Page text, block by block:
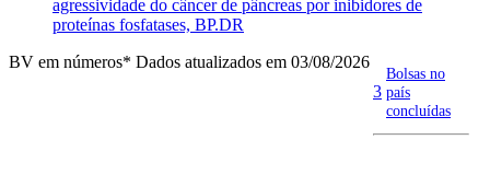
agressividade do câncer de pâncreas por inibidores de
proteínas fosfatases, BP.DR
BV em números* Dados atualizados em 03/08/2026
3
Bolsas no
país
concluídas